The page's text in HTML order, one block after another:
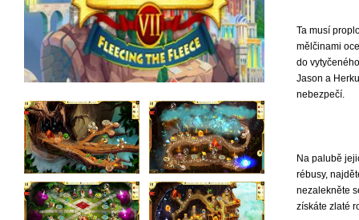
Ta musí
mělčinami
do
Jason a
nebezpečí.
Na palubě
rébusy,
nezalekněte
získáte zlaté